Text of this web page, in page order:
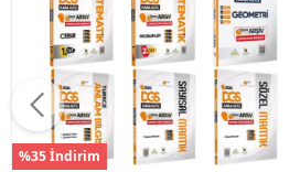
%35 İndirim